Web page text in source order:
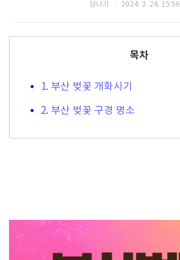
당나기 2024. 3. 24. 15:56
목차
1. 부산 벚꽃 개화시기
2. 부산 벚꽃 구경 명소